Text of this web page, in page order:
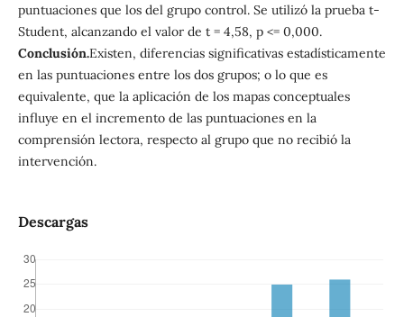
puntuaciones que los del grupo control. Se utilizó la prueba t-
Student, alcanzando el valor de t = 4,58, p <= 0,000.
Conclusión.Existen, diferencias significativas estadísticamente
en las puntuaciones entre los dos grupos; o lo que es
equivalente, que la aplicación de los mapas conceptuales
influye en el incremento de las puntuaciones en la
comprensión lectora, respecto al grupo que no recibió la
intervención.
Descargas